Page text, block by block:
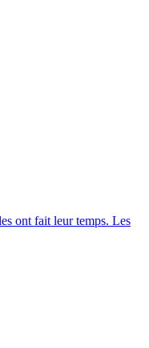
ont fait leur temps. Les